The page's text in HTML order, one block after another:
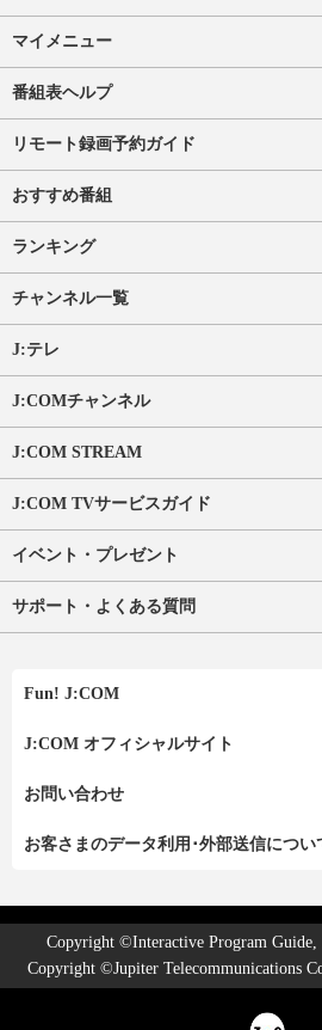
マイメニュー
番組表ヘルプ
リモート録画予約ガイド
おすすめ番組
ランキング
チャンネル一覧
J:テレ
J:COMチャンネル
J:COM STREAM
J:COM TVサービスガイド
イベント・プレゼント
サポート・よくある質問
Fun! J:COM
J:COM オフィシャルサイト
お問い合わせ
お客さまのデータ利用･外部送信につい
Copyright ©Interactive Program Guide,
Copyright ©Jupiter Telecommunications